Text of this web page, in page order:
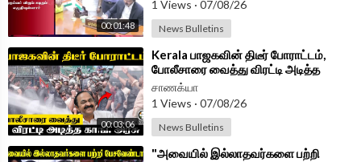
Follow Chanakyaa on Instagram -
chanakyaa_tv/?hl=en
Android App -https://play.google.com/store/....apps/details?id=
com.
00:01:48
1 Views · 07/08/26
News Bulletins
00:03:06
⁣Kerala பாஜகவின் திடீர் போராட்டம்,
போலீசாரை வைத்து விரட்டி அடித்த
Congress அரசு
சாணக்யா
1 Views · 07/08/26
News Bulletins
⁣"அவையில் இல்லாதவர்களை பற்றி